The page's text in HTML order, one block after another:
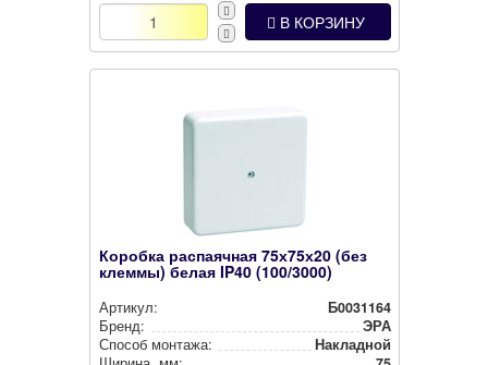
В КОРЗИНУ
Коробка распаячная 75х75х20 (без
клеммы) белая IP40 (100/3000)
Артикул:
Б0031164
Бренд:
ЭРА
Способ монтажа:
Накладной